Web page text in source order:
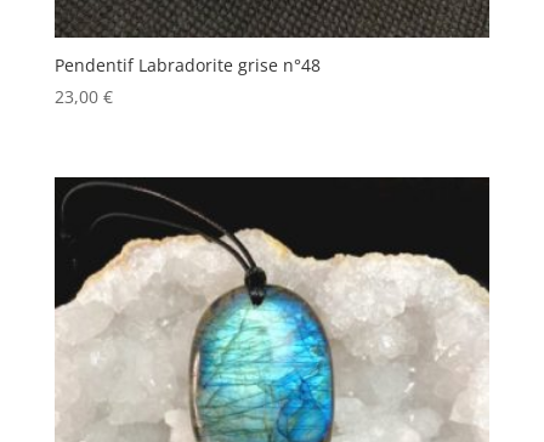
Pendentif Labradorite grise n°48
23,00 €